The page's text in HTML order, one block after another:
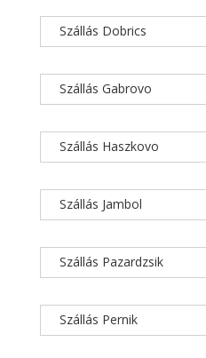
Szállás Dobrics
Szállás Gabrovo
Szállás Haszkovo
Szállás Jambol
Szállás Pazardzsik
Szállás Pernik